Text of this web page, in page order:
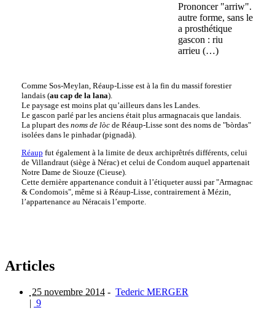
Prononcer "arriw".
autre forme, sans le
a prosthétique
gascon : riu
arrieu (…)
Comme Sos-Meylan, Réaup-Lisse est à la fin du massif forestier
landais (au cap de la lana).
Le paysage est moins plat qu’ailleurs dans les Landes.
Le gascon parlé par les anciens était plus armagnacais que landais.
La plupart des noms de lòcde Réaup-Lisse sont des noms de "bòrdas"
isolées dans le pinhadar (pignadà).
Réaup fut également à la limite de deux archiprêtrés différents, celui
de Villandraut (siège à Nérac) et celui de Condom auquel appartenait
Notre Dame de Siouze (Cieuse).
Cette dernière appartenance conduit à l’étiqueter aussi par "Armagnac
& Condomois", même si à Réaup-Lisse, contrairement à Mézin,
l’appartenance au Néracais l’emporte.
Articles
25 novembre 2014 - Tederic MERGER
| 9